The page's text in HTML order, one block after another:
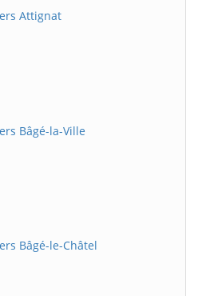
Attignat
Bâgé-la-Ville
Bâgé-le-Châtel